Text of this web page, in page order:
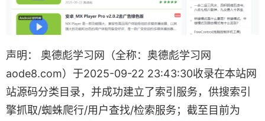
声明： 奥德彪学习网（全称：奥德彪学习网
aode8.com）于2025-09-22 23:43:30收录在本站网
站源码分类目录，并成功建立了索引服务，供搜索引
擎抓取/蜘蛛爬行/用户查找/检索服务；截至目前为